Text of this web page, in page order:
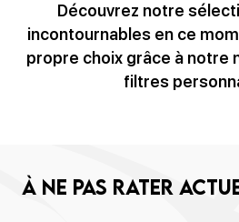
Découvrez notre
incontournables en ce
propre choix grâce à notre
filtres
À ne pas rater